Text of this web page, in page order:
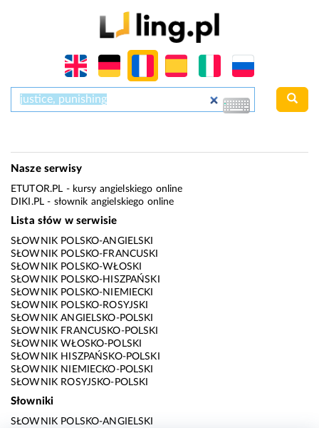
Nasze serwisy
ETUTOR.PL - kursy angielskiego online
DIKI.PL - słownik angielskiego online
Lista słów w serwisie
SŁOWNIK POLSKO-ANGIELSKI
SŁOWNIK POLSKO-FRANCUSKI
SŁOWNIK POLSKO-WŁOSKI
SŁOWNIK POLSKO-HISZPAŃSKI
SŁOWNIK POLSKO-NIEMIECKI
SŁOWNIK POLSKO-ROSYJSKI
SŁOWNIK ANGIELSKO-POLSKI
SŁOWNIK FRANCUSKO-POLSKI
SŁOWNIK WŁOSKO-POLSKI
SŁOWNIK HISZPAŃSKO-POLSKI
SŁOWNIK NIEMIECKO-POLSKI
SŁOWNIK ROSYJSKO-POLSKI
Słowniki
SŁOWNIK POLSKO-ANGIELSKI